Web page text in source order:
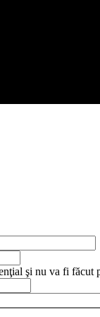
şi nu va fi făcut